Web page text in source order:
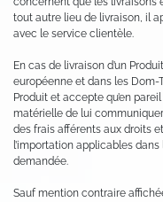
tout autre lieu de livraison, il
avec le service clientèle.
En cas de livraison d’un
européenne et dans les Dom-
Produit et accepte qu’en
matérielle de lui
des frais afférents aux droits
l’importation applicables
demandée.
Sauf mention contraire